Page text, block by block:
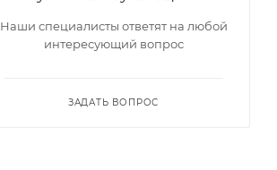
Наши специалисты ответят на любой
интересующий вопрос
ЗАДАТЬ ВОПРОС